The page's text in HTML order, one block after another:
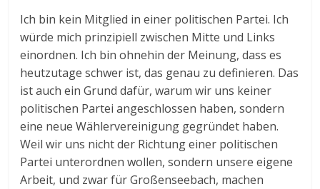
Ich bin kein Mitglied in einer politischen Partei. Ich
würde mich prinzipiell zwischen Mitte und Links
einordnen. Ich bin ohnehin der Meinung, dass es
heutzutage schwer ist, das genau zu definieren. Das
ist auch ein Grund dafür, warum wir uns keiner
politischen Partei angeschlossen haben, sondern
eine neue Wählervereinigung gegründet haben.
Weil wir uns nicht der Richtung einer politischen
Partei unterordnen wollen, sondern unsere eigene
Arbeit, und zwar für Großenseebach, machen